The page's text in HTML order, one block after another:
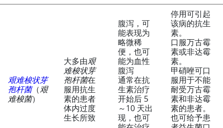
艰难梭状芽
孢杆菌（艰
难梭菌）
大多由艰
难梭状芽
孢杆菌在
服用抗生
素的患者
体内过度
生长所致
腹泻，可
能表现为
略微稀
便，也可
能为血性
腹泻
通常在抗
生素治疗
开始后 5
～10 天出
现，也可
停用可引起
该病的抗生
素。
口服万古霉
素或非达霉
素。
甲硝唑可口
服用于不能
耐受万古霉
素和非达霉
素的患者。
也可给予患